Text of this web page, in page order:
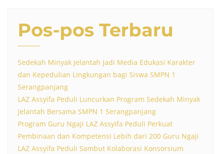
Pos-pos Terbaru
Sedekah Minyak Jelantah Jadi Media Edukasi Karakter
dan Kepedulian Lingkungan bagi Siswa SMPN 1
Serangpanjang
LAZ Assyifa Peduli Luncurkan Program Sedekah Minyak
Jelantah Bersama SMPN 1 Serangpanjang
Program Guru Ngaji LAZ Assyifa Peduli Perkuat
Pembinaan dan Kompetensi Lebih dari 200 Guru Ngaji
LAZ Assyifa Peduli Sambut Kolaborasi Konsorsium